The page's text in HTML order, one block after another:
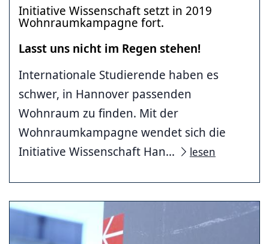
Initiative Wissenschaft setzt in 2019
Wohnraumkampagne fort.
Lasst uns nicht im Regen stehen!
Internationale Studierende haben es
schwer, in Hannover passenden
Wohnraum zu finden. Mit der
Wohnraumkampagne wendet sich die
Initiative Wissenschaft Han...
lesen